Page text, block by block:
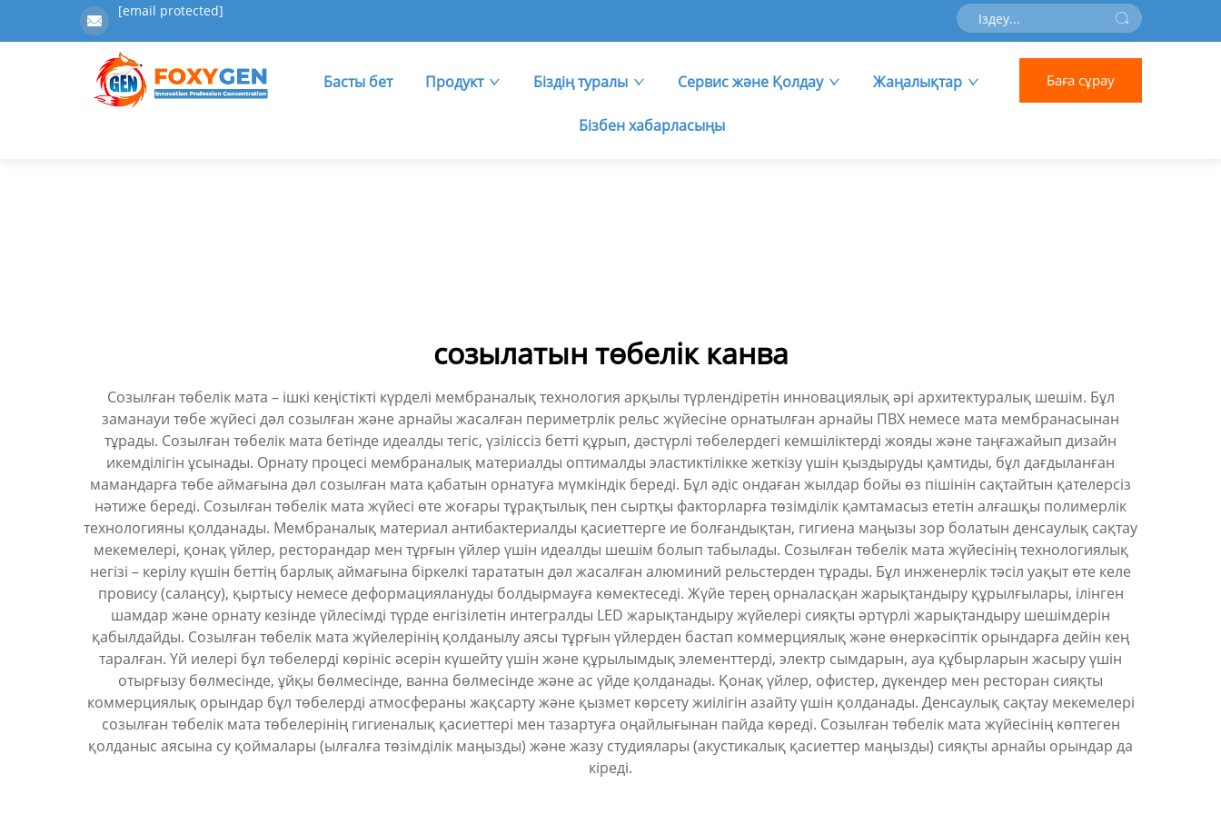
[email protected]
Басты бет Продукт Біздің туралы Сервис және Қолдау Жаңалықтар
Бізбен хабарласыңы
Баға сұрау
созылатын төбелік канва
Созылған төбелік мата – ішкі кеңістікті күрделі мембраналық технология арқылы түрлендіретін инновациялық әрі архитектуралық шешім. Бұл
заманауи төбе жүйесі дәл созылған және арнайы жасалған периметрлік рельс жүйесіне орнатылған арнайы ПВХ немесе мата мембранасынан
тұрады. Созылған төбелік мата бетінде идеалды тегіс, үзіліссіз бетті құрып, дәстүрлі төбелердегі кемшіліктерді жояды және таңғажайып дизайн
икемділігін ұсынады. Орнату процесі мембраналық материалды оптималды эластиктілікке жеткізу үшін қыздыруды қамтиды, бұл дағдыланған
мамандарға төбе аймағына дәл созылған мата қабатын орнатуға мүмкіндік береді. Бұл әдіс ондаған жылдар бойы өз пішінін сақтайтын қателерсіз
нәтиже береді. Созылған төбелік мата жүйесі өте жоғары тұрақтылық пен сыртқы факторларға төзімділік қамтамасыз ететін алғашқы полимерлік
технологияны қолданады. Мембраналық материал антибактериалды қасиеттерге ие болғандықтан, гигиена маңызы зор болатын денсаулық сақтау
мекемелері, қонақ үйлер, ресторандар мен тұрғын үйлер үшін идеалды шешім болып табылады. Созылған төбелік мата жүйесінің технологиялық
негізі – керілу күшін беттің барлық аймағына біркелкі тарататын дәл жасалған алюминий рельстерден тұрады. Бұл инженерлік тәсіл уақыт өте келе
провису (салаңсу), қыртысу немесе деформациялануды болдырмауға көмектеседі. Жүйе терең орналасқан жарықтандыру құрылғылары, ілінген
шамдар және орнату кезінде үйлесімді түрде енгізілетін интегралды LED жарықтандыру жүйелері сияқты әртүрлі жарықтандыру шешімдерін
қабылдайды. Созылған төбелік мата жүйелерінің қолданылу аясы тұрғын үйлерден бастап коммерциялық және өнеркәсіптік орындарға дейін кең
таралған. Үй иелері бұл төбелерді көрініс әсерін күшейту үшін және құрылымдық элементтерді, электр сымдарын, ауа құбырларын жасыру үшін
отырғызу бөлмесінде, ұйқы бөлмесінде, ванна бөлмесінде және ас үйде қолданады. Қонақ үйлер, офистер, дүкендер мен ресторан сияқты
коммерциялық орындар бұл төбелерді атмосфераны жақсарту және қызмет көрсету жиілігін азайту үшін қолданады. Денсаулық сақтау мекемелері
созылған төбелік мата төбелерінің гигиеналық қасиеттері мен тазартуға оңайлығынан пайда көреді. Созылған төбелік мата жүйесінің көптеген
қолданыс аясына су қоймалары (ылғалға төзімділік маңызды) және жазу студиялары (акустикалық қасиеттер маңызды) сияқты арнайы орындар да
кіреді.